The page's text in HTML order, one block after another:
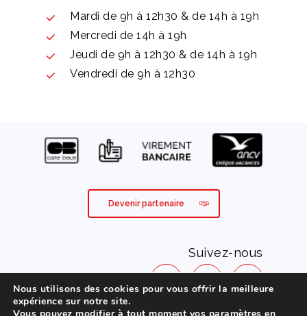
Mardi de 9h à 12h30 & de 14h à 19h
Mercredi de 14h à 19h
Jeudi de 9h à 12h30 & de 14h à 19h
Vendredi de 9h à 12h30
Devenir partenaire
Suivez-nous
Nous utilisons des cookies pour vous offrir la meilleure
expérience sur notre site.